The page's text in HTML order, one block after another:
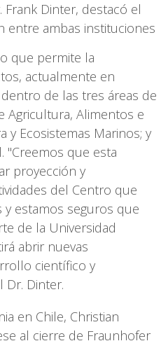
Frank Dinter, destacó el
entre ambas instituciones
que permite la
actualmente en
de las tres áreas de
Agricultura, Alimentos e
y Ecosistemas Marinos; y
"Creemos que esta
proyección y
del Centro que
estamos seguros que
de la Universidad
abrir nuevas
científico y
Dr. Dinter.
en Chile, Christian
al cierre de Fraunhofer